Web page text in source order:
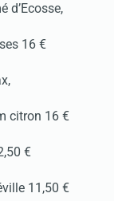
d’Ecosse,
16 €
citron 16 €
€
11,50 €